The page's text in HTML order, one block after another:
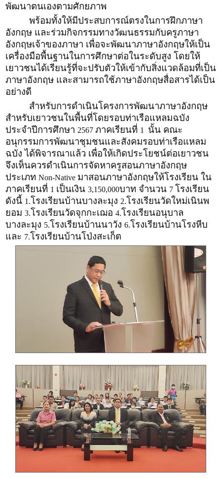
พัฒนาตนเองตามศักยภาพ
พร้อมทั้งให้มีประสบการณ์ตรงในการฝึกภาษา
อังกฤษ และร่วมกิจกรรมทางวัฒนธรรมกับครูภาษา
อังกฤษเจ้าของภาษา เพื่อจะพัฒนาภาษาอังกฤษให้เป็น
เครื่องมือพื้นฐานในการศึกษาต่อในระดับสูง โดยให้
เยาวชนได้เรียนรู้ที่จะปรับตัวให้เข้ากับสิ่งแวดล้อมที่เป็น
ภาษาอังกฤษ และสามารถใช้ภาษาอังกฤษสื่อสารได้เป็น
อย่างดี
สำหรับการดำเนินโครงการพัฒนาภาษาอังกฤษ
สำหรับเยาวชนในพื้นที่โดยรอบท่าเรือแหลมฉบัง
ประจำปีการศึกษา 2567 ภาคเรียนที่ 1 นั้น คณะ
อนุกรรมการพัฒนาชุมชนและสังคมรอบท่าเรือแหลม
ฉบัง ได้พิจารณาแล้ว เพื่อให้เกิดประโยชน์ต่อเยาวชน
จึงเห็นควรดำเนินการจัดหาครูสอนภาษาอังกฤษ
ประเภท Non-Native มาสอนภาษาอังกฤษให้โรงเรียน ใน
ภาคเรียนที่ 1 เป็นเงิน 3,150,000บาท จำนวน 7 โรงเรียน
ดังนี้ 1.โรงเรียนบ้านบางละมุง 2.โรงเรียนวัดใหม่เนินพ
ยอม 3.โรงเรียนวัดจุกกะเฌอ 4.โรงเรียนอนุบาล
บางละมุง 5.โรงเรียนบ้านนาวัง 6.โรงเรียนบ้านโรงหีบ
และ 7.โรงเรียนบ้านโป่งสะเก็ต